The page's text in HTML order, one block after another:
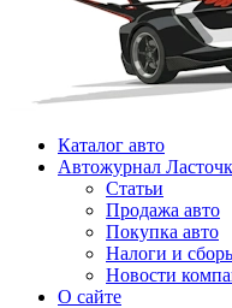
Каталог авто
Автожурнал
Статьи
Продажа авто
Покупка авто
Налоги и
Новости
О сайте